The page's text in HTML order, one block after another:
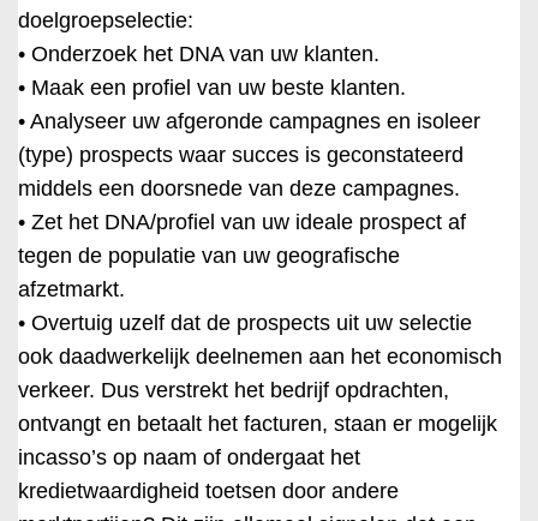
doelgroepselectie:
• Onderzoek het DNA van uw klanten.
• Maak een profiel van uw beste klanten.
• Analyseer uw afgeronde campagnes en isoleer
(type) prospects waar succes is geconstateerd
middels een doorsnede van deze campagnes.
• Zet het DNA/profiel van uw ideale prospect af
tegen de populatie van uw geografische
afzetmarkt.
• Overtuig uzelf dat de prospects uit uw selectie
ook daadwerkelijk deelnemen aan het economisch
verkeer. Dus verstrekt het bedrijf opdrachten,
ontvangt en betaalt het facturen, staan er mogelijk
incasso’s op naam of ondergaat het
kredietwaardigheid toetsen door andere